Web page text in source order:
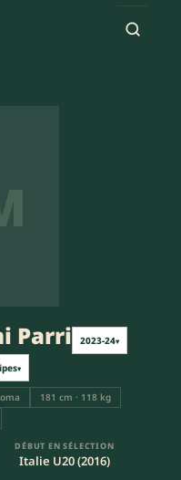
Parri 2023-24▾
▾
181 cm · 118 kg
DÉBUT EN SÉLECTION
Italie U20 (2016)